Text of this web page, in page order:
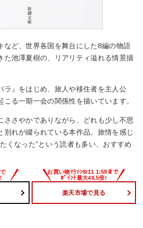
など、世界各国を舞台にした8編の物語
た池澤夏樹の、リアリティ溢れる情景描
ラ』をはじめ、旅人や移住者を主人公
こる一期一会の関係性を描いています。
ささやかでありながら、どれも少し不思
別れが綴られている本作品。旅情を感じ
くなった”という読者も多い、おすすめ
楽天市場で見る